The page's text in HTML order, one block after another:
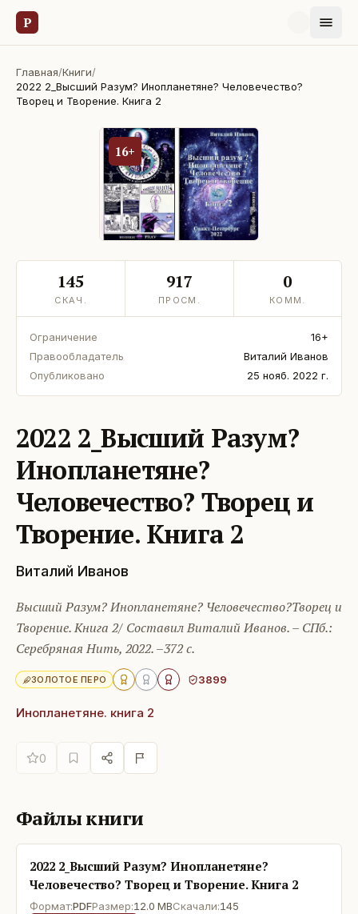
Р
Главная/Книги/
2022 2_Высший Разум? Инопланетяне? Человечество?
Творец и Творение. Книга 2
16+
145
СКАЧ.
917
ПРОСМ.
0
КОММ.
Ограничение
16+
Правообладатель
Виталий Иванов
Опубликовано
25 нояб. 2022 г.
2022 2_Высший Разум?
Инопланетяне?
Человечество? Творец и
Творение. Книга 2
Виталий Иванов
Высший Разум? Инопланетяне? Человечество?Творец и
Творение. Книга 2/ Составил Виталий Иванов. – СПб.:
Серебряная Нить, 2022. –372 с.
ЗОЛОТОЕ ПЕРО 3899
Инопланетяне. книга 2
0
Файлы книги
2022 2_Высший Разум? Инопланетяне?
Человечество? Творец и Творение. Книга 2
Формат:PDFРазмер:12.0 MBСкачали:145